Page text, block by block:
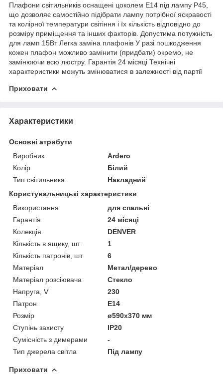
Плафони світильників оснащені цоколем Е14 під лампу Р45,
що дозволяє самостійно підібрати лампу потрібної яскравості
та колірної температури світіння і їх кількість відповідно до
розміру приміщення та інших факторів. Допустима потужність
для ламп 15Вт Легка заміна плафонів У разі пошкодження
кожен плафон можливо замінити (придбати) окремо, не
замінюючи всю люстру. Гарантія 24 місяці Технічні
характеристики можуть змінюватися в залежності від партії
Приховати
Характеристики
Основні атрибути
Виробник
Ardero
Колір
Білий
Тип світильника
Накладний
Користувальницькі характеристики
Використання
для спальні
Гарантія
24 місяці
Колекція
DENVER
Кількість в ящику, шт
1
Кількість патронів, шт
6
Матеріал
Метал/дерево
Матеріал розсіювача
Стекло
Напруга, V
230
Патрон
E14
Розмір
ø590х370 мм
Ступінь захисту
IP20
Сумісність з димерами
-
Тип джерела світла
Під лампу
Приховати